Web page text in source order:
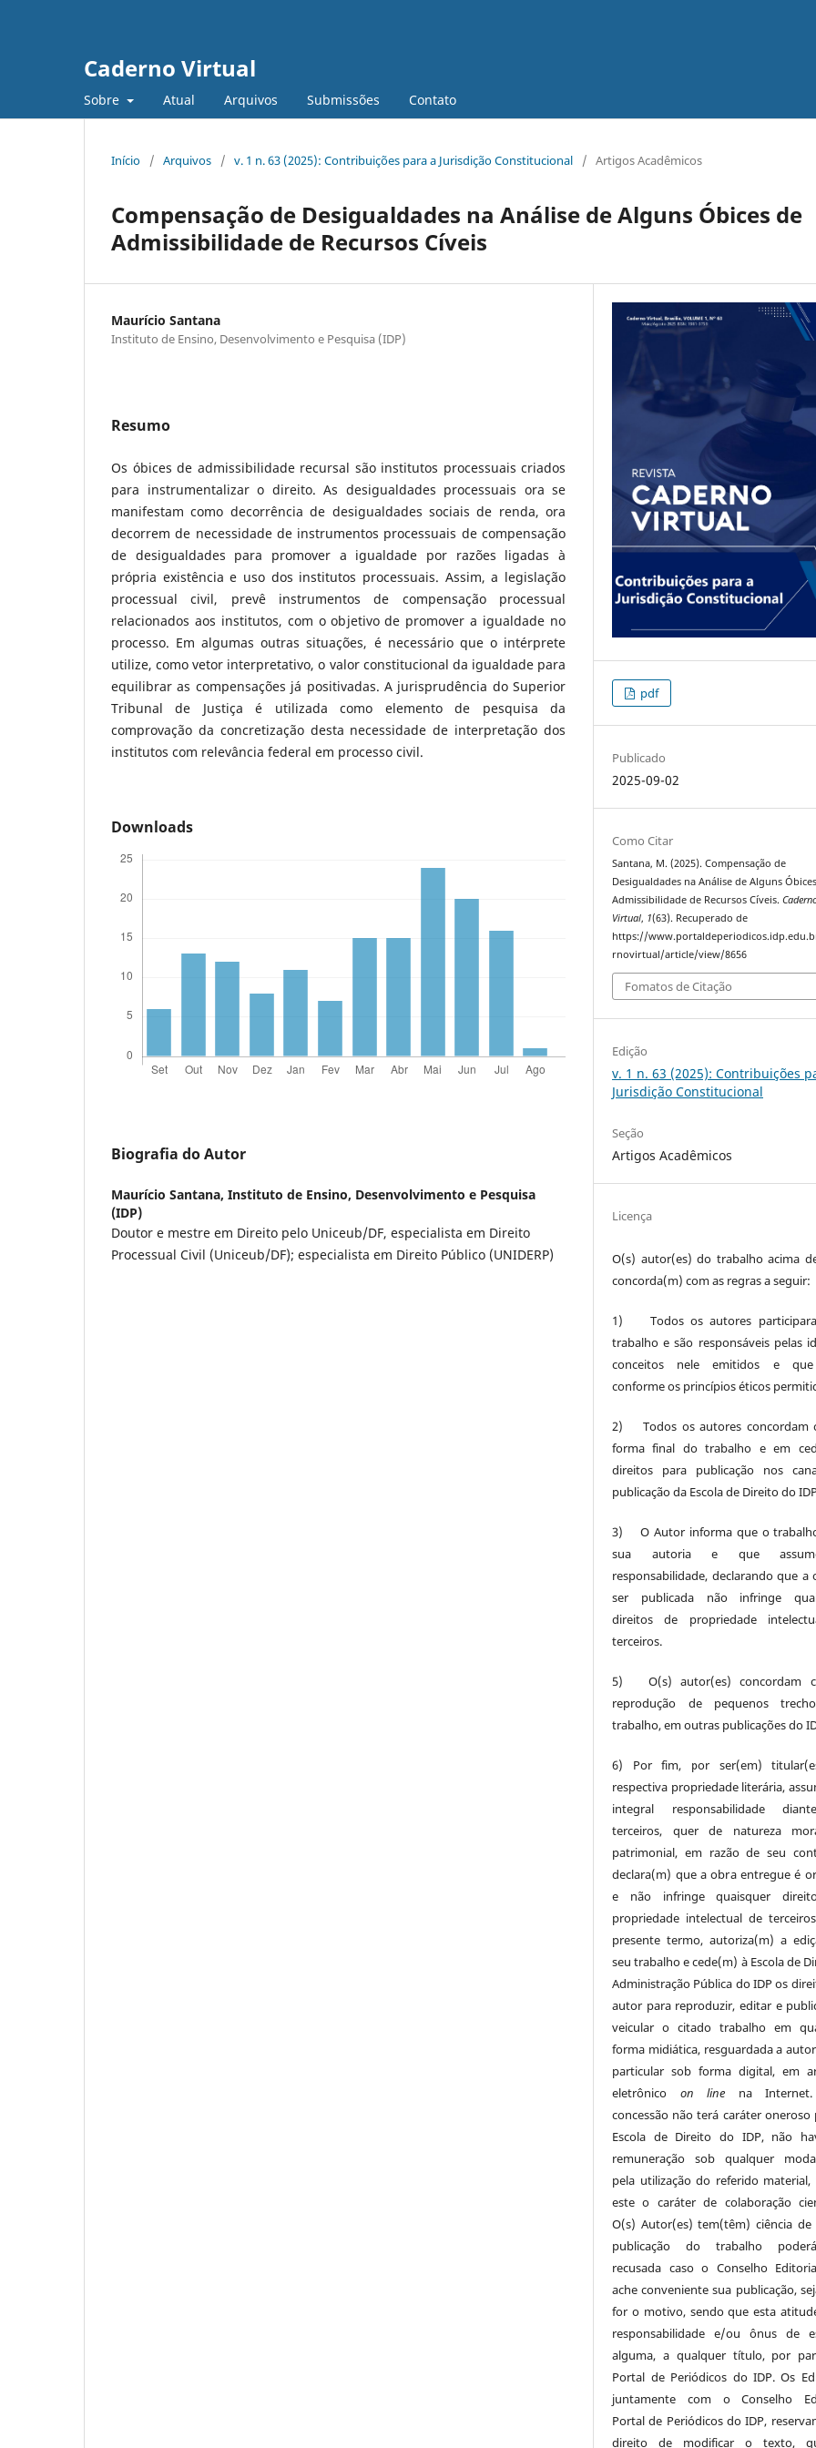
Caderno Virtual
Sobre Atual Arquivos Submissões Contato
Início / Arquivos / v. 1 n. 63 (2025): Contribuições para a Jurisdição Constitucional / Artigos Acadêmicos
Compensação de Desigualdades na Análise de Alguns Óbices de
Admissibilidade de Recursos Cíveis
Maurício Santana
Instituto de Ensino, Desenvolvimento e Pesquisa (IDP)
Resumo
Os óbices de admissibilidade recursal são institutos processuais criados
para instrumentalizar o direito. As desigualdades processuais ora se
manifestam como decorrência de desigualdades sociais de renda, ora
decorrem de necessidade de instrumentos processuais de compensação
de desigualdades para promover a igualdade por razões ligadas à
própria existência e uso dos institutos processuais. Assim, a legislação
processual civil, prevê instrumentos de compensação processual
relacionados aos institutos, com o objetivo de promover a igualdade no
processo. Em algumas outras situações, é necessário que o intérprete
utilize, como vetor interpretativo, o valor constitucional da igualdade para
equilibrar as compensações já positivadas. A jurisprudência do Superior
Tribunal de Justiça é utilizada como elemento de pesquisa da
comprovação da concretização desta necessidade de interpretação dos
institutos com relevância federal em processo civil.
Downloads
Biografia do Autor
Maurício Santana, Instituto de Ensino, Desenvolvimento e Pesquisa
(IDP)
Doutor e mestre em Direito pelo Uniceub/DF, especialista em Direito
Processual Civil (Uniceub/DF); especialista em Direito Público (UNIDERP)
pdf
Publicado
2025-09-02
Como Citar
Santana, M. (2025). Compensação de
Desigualdades na Análise de Alguns
Admissibilidade de Recursos Cíveis.
Virtual, 1(63). Recuperado de
https://
rnovirtual/article/view/8656
Fomatos de Citação
Edição
v. 1 n. 63 (2025): Contribuições
Jurisdição Constitucional
Seção
Artigos Acadêmicos
Licença
O(s) autor(es) do trabalho acima
concorda(m) com as regras a seguir:
1) Todos os autores
trabalho e são responsáveis pelas
conceitos nele emitidos e
conforme os princípios éticos
2) Todos os autores concordam
forma final do trabalho e em
direitos para publicação nos
publicação da Escola de Direito do
3) O Autor informa que o
sua autoria e que
responsabilidade, declarando que a
ser publicada não infringe
direitos de propriedade
terceiros.
5) O(s) autor(es) concordam
reprodução de pequenos
trabalho, em outras publicações do
6) Por fim, por ser(em)
respectiva propriedade literária,
integral responsabilidade
terceiros, quer de natureza
patrimonial, em razão de seu
declara(m) que a obra entregue é
e não infringe quaisquer
propriedade intelectual de
presente termo, autoriza(m) a
seu trabalho e cede(m) à Escola de
Administração Pública do IDP os
autor para reproduzir, editar e
veicular o citado trabalho em
forma midiática, resguardada a
particular sob forma digital, em
eletrônico on line na
concessão não terá caráter oneroso
Escola de Direito do IDP, não
remuneração sob qualquer
pela utilização do referido
este o caráter de colaboração
O(s) Autor(es) tem(têm) ciência de
publicação do trabalho
recusada caso o Conselho
ache conveniente sua publicação,
for o motivo, sendo que esta
responsabilidade e/ou ônus de
alguma, a qualquer título, por
Portal de Periódicos do IDP. Os
juntamente com o Conselho
Portal de Periódicos do IDP,
direito de modificar o texto,